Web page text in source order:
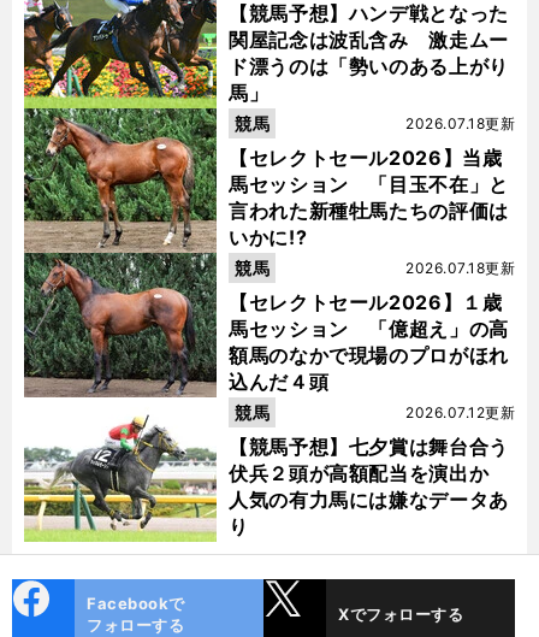
【競馬予想】ハンデ戦となった
関屋記念は波乱含み 激走ムー
ド漂うのは「勢いのある上がり
馬」
【セレクトセール2026】当歳
馬セッション 「目玉不在」と
言われた新種牡馬たちの評価は
いかに!?
2026.07.18更新
競馬
【セレクトセール2026】１歳
馬セッション 「億超え」の高
額馬のなかで現場のプロがほれ
込んだ４頭
2026.07.18更新
競馬
【競馬予想】七夕賞は舞台合う
伏兵２頭が高額配当を演出か
人気の有力馬には嫌なデータあ
り
2026.07.12更新
競馬
ok
Facebookで
フォローする
Xでフォローする